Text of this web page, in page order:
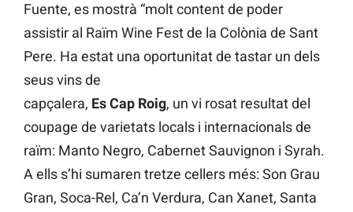
Fuente, es mostrà “molt content de poder
assistir al Raïm Wine Fest de la Colònia de Sant
Pere. Ha estat una oportunitat de tastar un dels
seus vins de
capçalera, Es Cap Roig, un vi rosat resultat del
coupage de varietats locals i internacionals de
raïm: Manto Negro, Cabernet Sauvignon i Syrah.
A ells s’hi sumaren tretze cellers més: Son Grau
Gran, Soca-Rel, Ca’n Verdura, Can Xanet, Santa